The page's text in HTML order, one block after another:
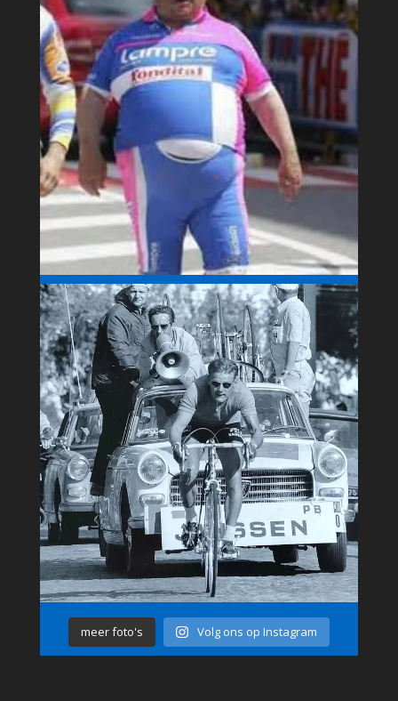
meer foto's Volg ons op Instagram